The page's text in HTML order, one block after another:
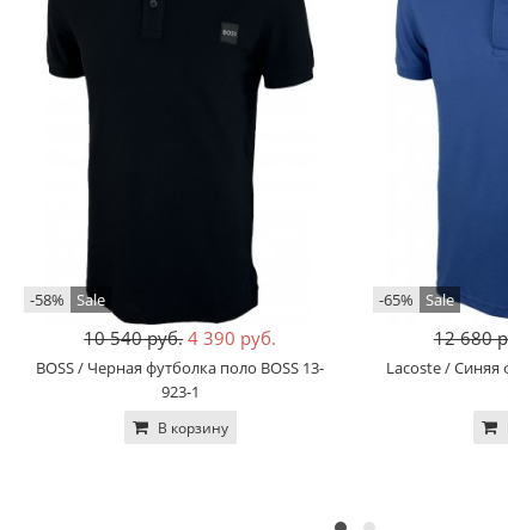
-58% Sale
10 540 руб. 4 390 руб.
BOSS / Черная футболка поло BOSS 13-
923-1
В корзину
-65% Sale
12 680
Lacoste / Синяя